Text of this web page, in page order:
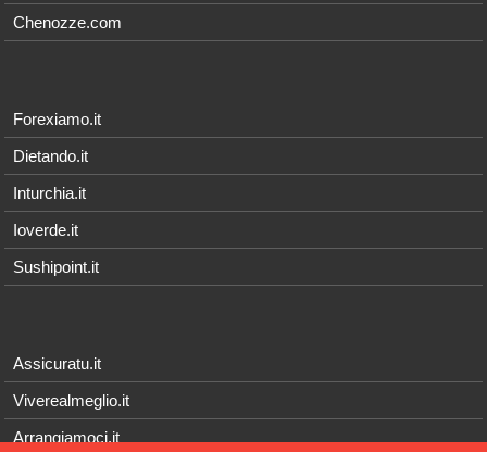
Chenozze.com
Forexiamo.it
Dietando.it
Inturchia.it
Ioverde.it
Sushipoint.it
Assicuratu.it
Viverealmeglio.it
Arrangiamoci.it